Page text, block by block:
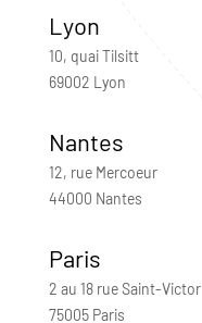
Lyon
10, quai Tilsitt
69002 Lyon
Nantes
12, rue Mercoeur
44000 Nantes
Paris
2 au 18 rue Saint-Victor
75005 Paris